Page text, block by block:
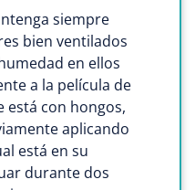
siempre
bien ventilados
en ellos
a la película de
está con hongos,
aplicando
está en su
durante dos